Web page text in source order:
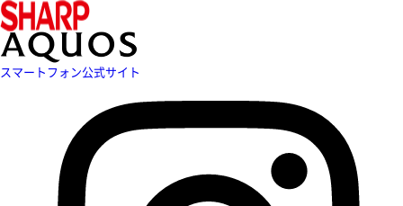
スマートフォン公式サイト